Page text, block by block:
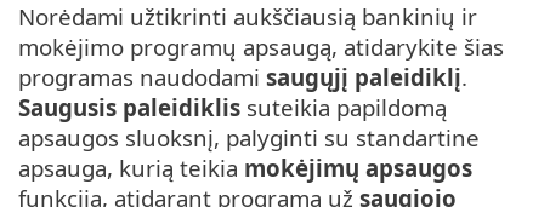
Norėdami užtikrinti aukščiausią bankinių ir
mokėjimo programų apsaugą, atidarykite šias
programas naudodami saugųjį paleidiklį.
Saugusis paleidiklis suteikia papildomą
apsaugos sluoksnį, palyginti su standartine
apsauga, kurią teikia mokėjimų apsaugos
funkcija, atidarant programą už saugiojo